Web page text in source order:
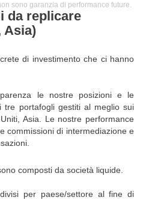
da replicare
Asia)
di investimento che ci hanno
le nostre posizioni e le
tre portafogli gestiti al meglio sui
Asia. Le nostre performance
commissioni di intermediazione e
composti da società liquide.
per paese/settore al fine di
sono garanzia di performance future.